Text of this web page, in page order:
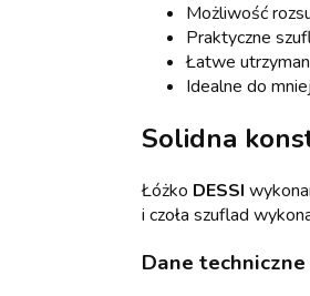
Możliwość
Praktyczne
Łatwe
Idealne do
Solidna
Łóżko DESSI
i czoła szuflad
Dane